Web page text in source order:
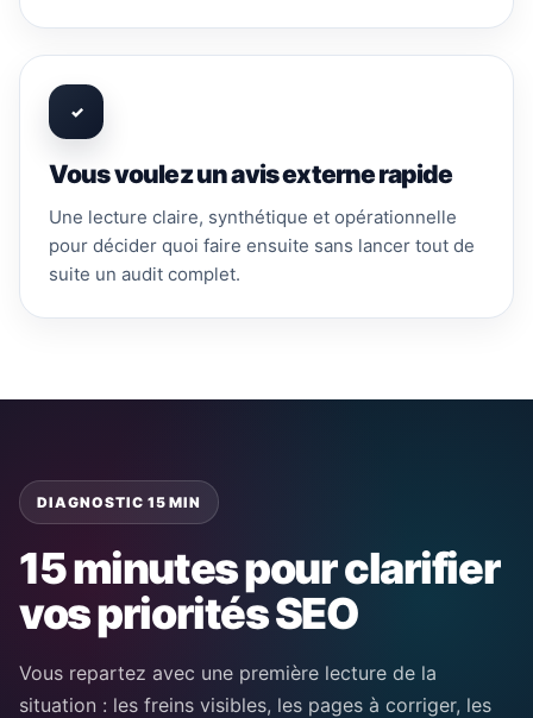
✓
Vous voulez un avis externe rapide
Une lecture claire, synthétique et opérationnelle
pour décider quoi faire ensuite sans lancer tout de
suite un audit complet.
DIAGNOSTIC 15 MIN
15 minutes pour clarifier
vos priorités SEO
Vous repartez avec une première lecture de la
situation : les freins visibles, les pages à corriger, les